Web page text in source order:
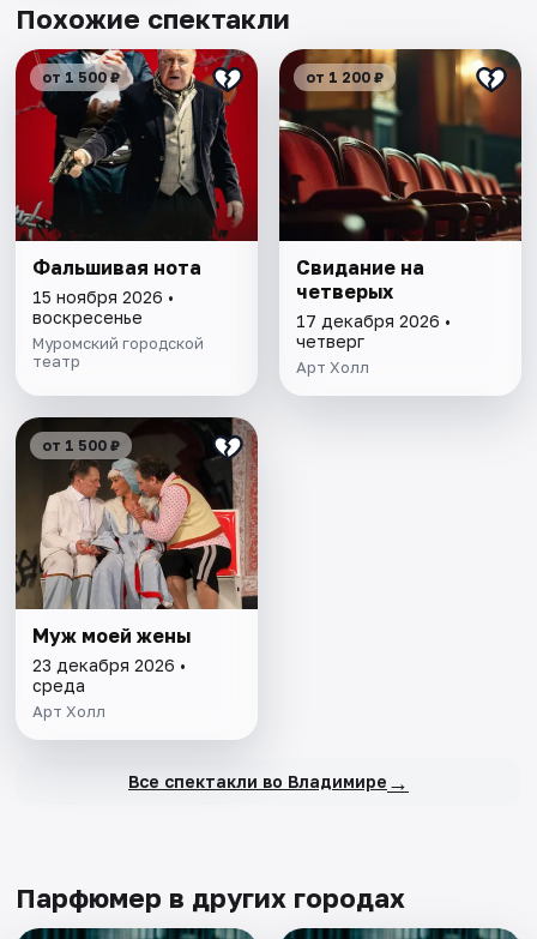
Похожие спектакли
от 1 500 ₽
Фальшивая нота
15 ноября 2026 •
воскресенье
Муромский городской
театр
от 1 200 ₽
Свидание на
четверых
17 декабря 2026 •
четверг
Арт Холл
от 1 500 ₽
Муж моей жены
23 декабря 2026 •
среда
Арт Холл
Все спектакли во Владимире →
Парфюмер в других городах